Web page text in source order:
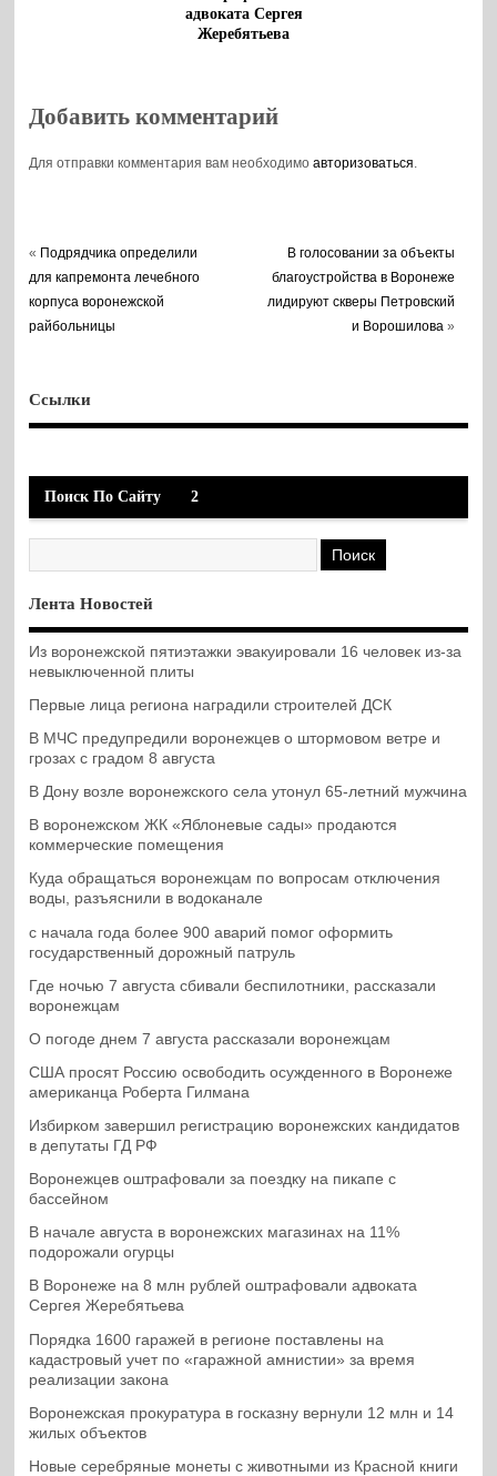
адвоката Сергея
Жеребятьева
Добавить комментарий
Для отправки комментария вам необходимоавторизоваться
« Подрядчика определили
для капремонта лечебного
корпуса воронежской
райбольницы
В голосовании за объекты
благоустройства в Воронеже
лидируют скверы Петровский
и Ворошилова »
Ссылки
Поиск По Сайту 2
Лента Новостей
Из воронежской пятиэтажки эвакуировали 16 человек из-за
невыключенной плиты
Первые лица региона наградили строителей ДСК
В МЧС предупредили воронежцев о штормовом ветре и
грозах с градом 8 августа
В Дону возле воронежского села утонул 65-летний мужчина
В воронежском ЖК «Яблоневые сады» продаются
коммерческие помещения
Куда обращаться воронежцам по вопросам отключения
воды, разъяснили в водоканале
с начала года более 900 аварий помог оформить
государственный дорожный патруль
Где ночью 7 августа сбивали беспилотники, рассказали
воронежцам
О погоде днем 7 августа рассказали воронежцам
США просят Россию освободить осужденного в Воронеже
американца Роберта Гилмана
Избирком завершил регистрацию воронежских кандидатов
в депутаты ГД РФ
Воронежцев оштрафовали за поездку на пикапе с
бассейном
В начале августа в воронежских магазинах на 11%
подорожали огурцы
В Воронеже на 8 млн рублей оштрафовали адвоката
Сергея Жеребятьева
Порядка 1600 гаражей в регионе поставлены на
кадастровый учет по «гаражной амнистии» за время
реализации закона
Воронежская прокуратура в госказну вернули 12 млн и 14
жилых объектов
Новые серебряные монеты с животными из Красной книги